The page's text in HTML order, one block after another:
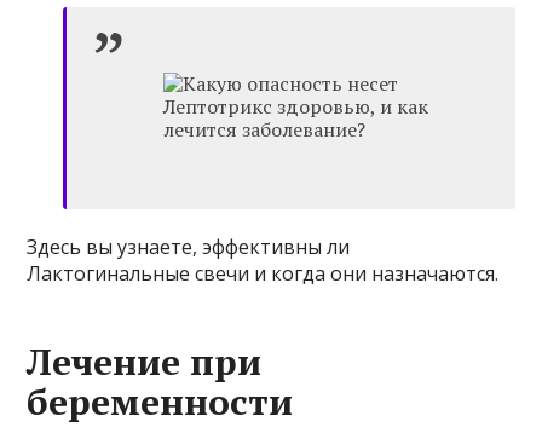
Здесь вы узнаете, эффективны ли
Лактогинальные свечи и когда они назначаются.
Лечение при
беременности